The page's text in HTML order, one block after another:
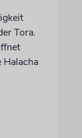
Tora.
Halacha